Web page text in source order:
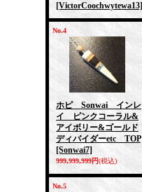
[VictorCoochwytewa13]
No.4
ホピ Sonwai インレ
イ ピンクコーラル&
アイボリー&ゴールド
ディバイダーetc TOP
[Sonwai7]
999,999,999円(税込)
No.5